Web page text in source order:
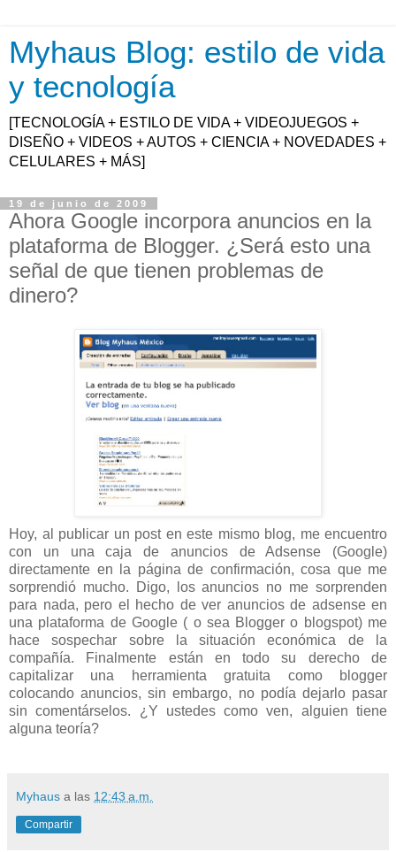
Myhaus Blog: estilo de vida
y tecnología
[TECNOLOGÍA + ESTILO DE VIDA + VIDEOJUEGOS +
DISEÑO + VIDEOS + AUTOS + CIENCIA + NOVEDADES +
CELULARES + MÁS]
19 de junio de 2009
Ahora Google incorpora anuncios en la
plataforma de Blogger. ¿Será esto una
señal de que tienen problemas de
dinero?
Hoy, al publicar un post en este mismo blog, me encuentro
con un una caja de anuncios de Adsense (Google)
directamente en la página de confirmación, cosa que me
sorprendió mucho. Digo, los anuncios no me sorprenden
para nada, pero el hecho de ver anuncios de adsense en
una plataforma de Google ( o sea Blogger o blogspot) me
hace sospechar sobre la situación económica de la
compañía. Finalmente están en todo su derecho de
capitalizar una herramienta gratuita como blogger
colocando anuncios, sin embargo, no podía dejarlo pasar
sin comentárselos. ¿Y ustedes como ven, alguien tiene
alguna teoría?
Myhaus a las 12:43 a.m.
Compartir